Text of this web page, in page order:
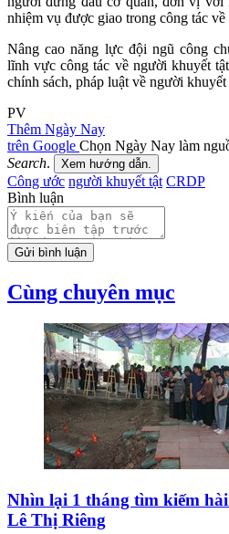
nhiệm vụ được giao trong công tác
Nâng cao năng lực đội ngũ công
lĩnh vực công tác về người khuyết
chính sách, pháp luật về người khuyết
PV
Thêm Ngày Nay
trên Google Chọn Ngày Nay làm
Search. Xem hướng dẫn.
Công ước người khuyết tật CRDP
Bình luận
Gửi bình luận
Cùng chuyên mục
Nhìn lại 1 tháng tìm kiếm
Lê Thị Riêng